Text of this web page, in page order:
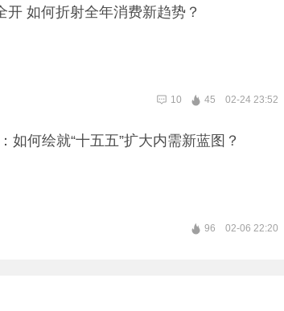
开 如何折射全年消费新趋势？
10 45 02-24 23:52
如何绘就“十五五”扩大内需新蓝图？
96 02-06 22:20